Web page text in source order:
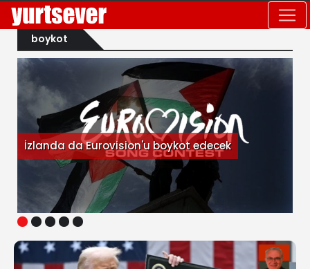
boykot
1 2 3 4 5
İzlanda da Eurovision'u boykot edecek